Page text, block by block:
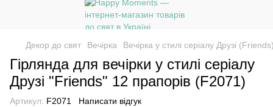
Декор до свят Вечірка Вечірка у стилі серіалу Друзі
Гірлянда для вечірки у стилі серіалу
Друзі "Friends" 12 прапорів (F2071)
Артикул: F2071 Написати відгук